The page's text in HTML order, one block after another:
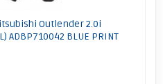
Outlender 2.0i
ADBP710042 BLUE PRINT